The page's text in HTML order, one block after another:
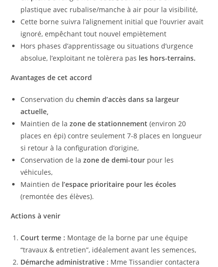
plastique avec rubalise/manche à air pour la visibilité,
Cette borne suivra l’alignement initial que l’ouvrier avait
ignoré, empêchant tout nouvel empiètement
Hors phases d’apprentissage ou situations d’urgence
absolue, l’exploitant ne tolèrera pas les hors-terrains.
Avantages de cet accord
Conservation duchemin d’accès dans sa largeur
actuelle,
Maintien de lazone de stationnement (environ 20
places en épi) contre seulement 7-8 places en longueur
si retour à la configuration d’origine,
Conservation de lazone de demi-tour pour les
véhicules,
Maintien de l’espace prioritaire pour les écoles
(remontée des élèves).
Actions à venir
Court terme : Montage de la borne par une équipe
“travaux & entretien”, idéalement avant les semences,
Démarche administrative : Mme Tissandier contactera